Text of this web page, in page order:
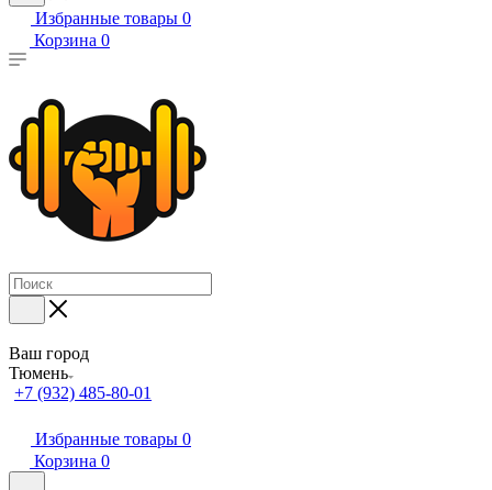
Избранные товары 0
Корзина 0
Ваш город
Тюмень
+7 (932) 485-80-01
Избранные товары 0
Корзина 0